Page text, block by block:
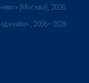
(Москва), 2026
, 2006—2026